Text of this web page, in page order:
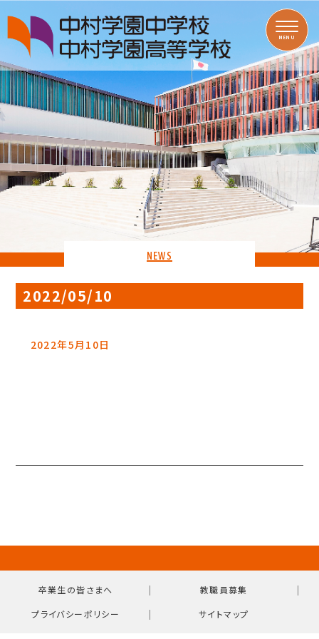
MENU
NEWS
2022/05/10
2022年5月10日
卒業生の皆さまへ ｜ 教職員募集 ｜
プライバシーポリシー ｜ サイトマップ